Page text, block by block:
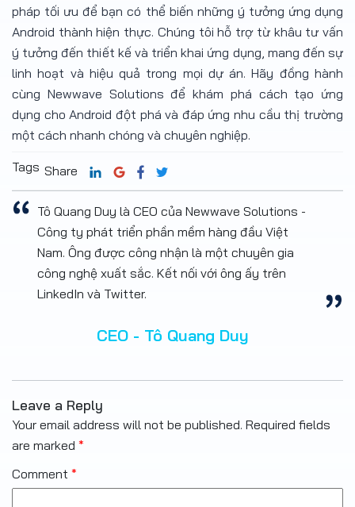
pháp tối ưu để bạn có thể biến những ý tưởng ứng dụng
Android thành hiện thực. Chúng tôi hỗ trợ từ khâu tư vấn
ý tưởng đến thiết kế và triển khai ứng dụng, mang đến sự
linh hoạt và hiệu quả trong mọi dự án. Hãy đồng hành
cùng Newwave Solutions để khám phá cách tạo ứng
dụng cho Android đột phá và đáp ứng nhu cầu thị trường
một cách nhanh chóng và chuyên nghiệp.
Tags Share
Tô Quang Duy là CEO của Newwave Solutions -
Công ty phát triển phần mềm hàng đầu Việt
Nam. Ông được công nhận là một chuyên gia
công nghệ xuất sắc. Kết nối với ông ấy trên
LinkedIn và Twitter.
CEO - Tô Quang Duy
Leave a Reply
Your email address will not be published. Required fields
are marked *
Comment *